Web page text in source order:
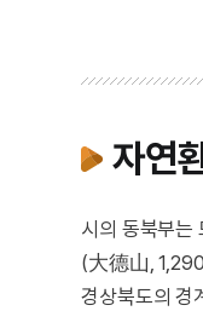
자연
시의 동북부는
(大德山,
경상북도의 경